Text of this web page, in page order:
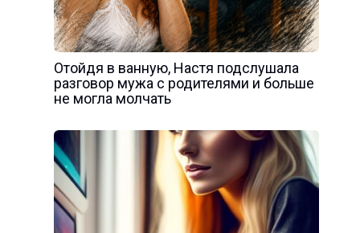
Отойдя в ванную, Настя подслушала
разговор мужа с родителями и больше
не могла молчать